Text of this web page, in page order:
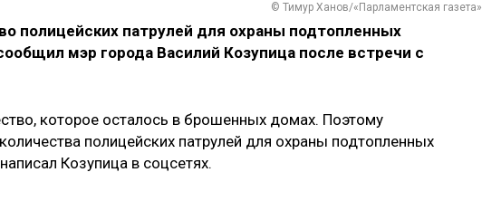
© Тимур Ханов/«Парламентская газета»
полицейских патрулей для охраны подтопленных
мэр города Василий Козупица после встречи с
которое осталось в брошенных домах. Поэтому
полицейских патрулей для охраны подтопленных
Козупица в соцсетях.